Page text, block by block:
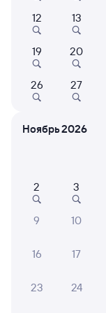
Москва Октябрьская
09:30
Дни следования
Сидячий
12 13
19 20
26 27
Ноябрь 2026
2 3
9 10
16 17
23 24